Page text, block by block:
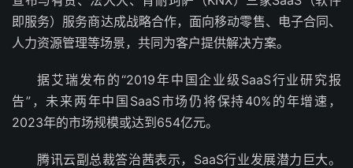
即服务）服务商达成战略合作，面向移动零售、电子合同、
人力资源管理等场景，共同为客户提供解决方案。
据艾瑞发布的“2019年中国企业级SaaS行业研究报
告”，未来两年中国SaaS市场仍将保持40%的年增速，
2023年的市场规模或达到654亿元。
腾讯云副总裁答治茜表示，SaaS行业发展潜力巨大。